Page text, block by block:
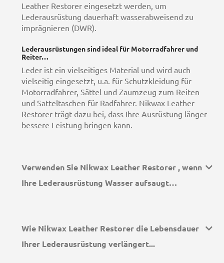
Leather Restorer eingesetzt werden, um
Lederausrüstung dauerhaft wasserabweisend zu
imprägnieren (DWR).
Lederausrüstungen sind ideal für Motorradfahrer und
Reiter…
Leder ist ein vielseitiges Material und wird auch
vielseitig eingesetzt, u.a. für Schutzkleidung für
Motorradfahrer, Sättel und Zaumzeug zum Reiten
und Satteltaschen für Radfahrer. Nikwax Leather
Restorer trägt dazu bei, dass Ihre Ausrüstung länger
bessere Leistung bringen kann.
Verwenden Sie Nikwax Leather Restorer , wenn
Ihre Lederausrüstung Wasser aufsaugt…
Wie Nikwax Leather Restorer die Lebensdauer
Ihrer Lederausrüstung verlängert...